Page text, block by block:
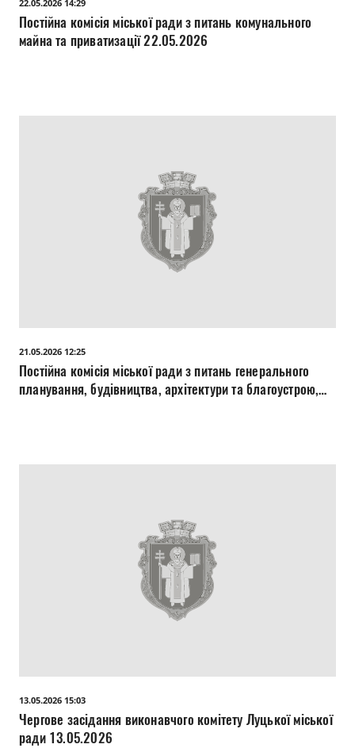
22.05.2026 14:29
Постійна комісія міської ради з питань комунального
майна та приватизації 22.05.2026
21.05.2026 12:25
Постійна комісія міської ради з питань генерального
планування, будівництва, архітектури та благоустрою,
13.05.2026 15:03
Чергове засідання виконавчого комітету Луцької міської
ради 13.05.2026